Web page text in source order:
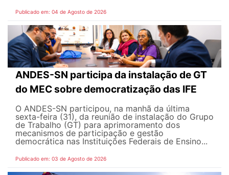
Publicado em: 04 de Agosto de 2026
ANDES-SN participa da instalação de GT
do MEC sobre democratização das IFE
O ANDES-SN participou, na manhã da última
sexta-feira (31), da reunião de instalação do Grupo
de Trabalho (GT) para aprimoramento dos
mecanismos de participação e gestão
democrática nas Instituições Federais de Ensino...
Publicado em: 03 de Agosto de 2026